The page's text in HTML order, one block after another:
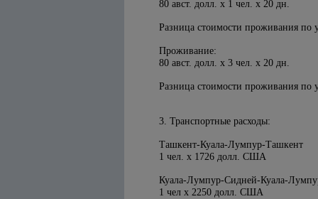
80 авст. долл. х 1 чел. х 20 дн.
Разница стоимости проживания по
Проживание:
80 авст. долл. х 3 чел. х 20 дн.
Разница стоимости проживания по
3. Транспортные расходы:
Ташкент-Куала-Лумпур-Ташкент
1 чел. х 1726 долл. США
Куала-Лумпур-Сидней-Куала-
1 чел х 2250 долл. США